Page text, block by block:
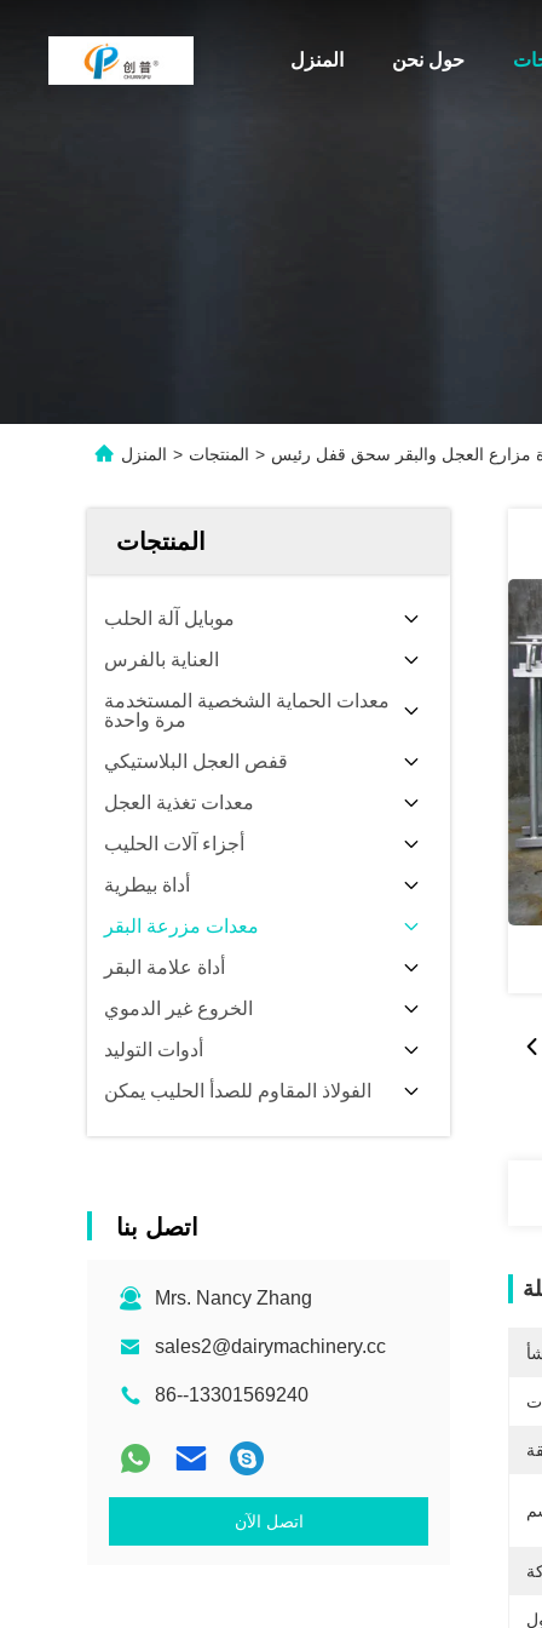
المنزل حول نحن
المنزل > المنتجات >
المنتجات
موبايل آلة الحلب
العناية بالفرس
معدات الحماية الشخصية المستخدمة
مرة واحدة
قفص العجل البلاستيكي
معدات تغذية العجل
أجزاء آلات الحليب
أداة بيطرية
معدات مزرعة البقر
أداة علامة البقر
الخروع غير الدموي
أدوات التوليد
الفولاذ المقاوم للصدأ الحليب يمكن
اتصل بنا
Mrs. Nancy Zhang
sales2@dairymachinery.cc
86--13301569240
اتصل الآن